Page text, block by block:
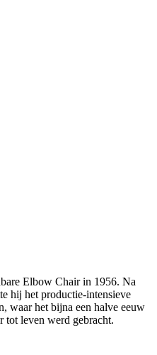
Elbow Chair in 1956. Na
hij het productie-intensieve
waar het bijna een halve eeuw
tot leven werd gebracht.